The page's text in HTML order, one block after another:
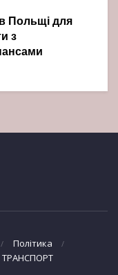
Польщі для
з
Політика
ТРАНСПОРТ